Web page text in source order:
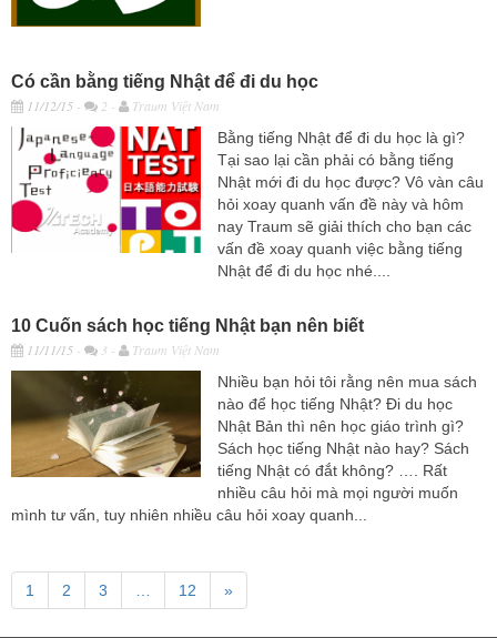
Có cần bằng tiếng Nhật để đi du học
11/12/15 - 2 -
Traum Việt Nam
Bằng tiếng Nhật để đi du học là gì?
Tại sao lại cần phải có bằng tiếng
Nhật mới đi du học được? Vô vàn câu
hỏi xoay quanh vấn đề này và hôm
nay Traum sẽ giải thích cho bạn các
vấn đề xoay quanh việc bằng tiếng
Nhật để đi du học nhé....
10 Cuốn sách học tiếng Nhật bạn nên biết
11/11/15 - 3 -
Traum Việt Nam
Nhiều bạn hỏi tôi rằng nên mua sách
nào để học tiếng Nhật? Đi du học
Nhật Bản thì nên học giáo trình gì?
Sách học tiếng Nhật nào hay? Sách
tiếng Nhật có đắt không? …. Rất
nhiều câu hỏi mà mọi người muốn
mình tư vấn, tuy nhiên nhiều câu hỏi xoay quanh...
1 2 3 12 »